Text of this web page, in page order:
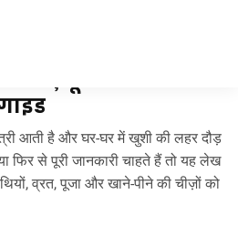
पूजा‑पाठ और
आती है और घर-घर में खुशी की लहर दौड़
फिर से पूरी जानकारी चाहते हैं तो यह लेख
व्रत, पूजा और खाने‑पीने की चीज़ों को